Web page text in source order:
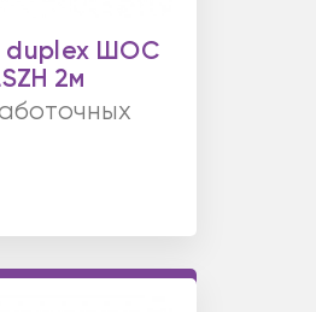
duplex ШОС
2м